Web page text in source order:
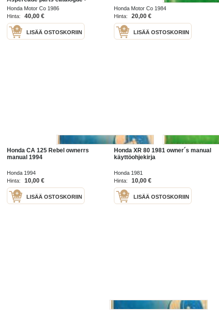
varaosaluettelo
Honda Motor Co 1986
Hinta:
40,00 €
LISÄÄ OSTOSKORIIN
Honda Motor Co 1984
Hinta:
20,00 €
LISÄÄ OSTOSKORIIN
Honda CA 125 Rebel ownerrs
manual 1994
Honda 1994
Hinta:
10,00 €
LISÄÄ OSTOSKORIIN
Honda XR 80 1981 owner´s manual
käyttöohjekirja
Honda 1981
Hinta:
10,00 €
LISÄÄ OSTOSKORIIN